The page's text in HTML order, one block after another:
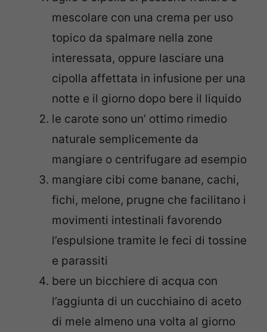
mescolare con una crema per uso
topico da spalmare nella zone
interessata, oppure lasciare una
cipolla affettata in infusione per una
notte e il giorno dopo bere il liquido
le carote sono un’ ottimo rimedio
naturale semplicemente da
mangiare o centrifugare ad esempio
mangiare cibi come banane, cachi,
fichi, melone, prugne che facilitano i
movimenti intestinali favorendo
l’espulsione tramite le feci di tossine
e parassiti
bere un bicchiere di acqua con
l’aggiunta di un cucchiaino di aceto
di mele almeno una volta al giorno